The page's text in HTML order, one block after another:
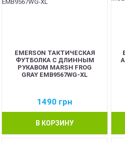
EMERSON ТАКТИЧЕСКАЯ
ФУТБОЛКА С ДЛИННЫМ
РУКАВОМ MARSH FROG
GRAY EMB9567WG-XL
1490 грн
В КОРЗИНУ